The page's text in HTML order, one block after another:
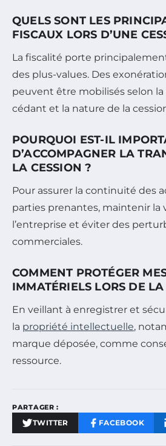
QUELS SONT LES
FISCAUX LORS D’UNE
La fiscalité porte
des plus-values. Des
peuvent être mobilisés selon
cédant et la nature de la
POURQUOI EST-IL
D’ACCOMPAGNER LA
LA CESSION ?
Pour assurer la continuité des
parties prenantes, maintenir la
l’entreprise et éviter des
commerciales.
COMMENT PROTÉGER
IMMATÉRIELS LORS DE
En veillant à enregistrer et
la propriété intellectuelle,
marque déposée, comme
ressource.
PARTAGER :
TWITTER FACEBOOK